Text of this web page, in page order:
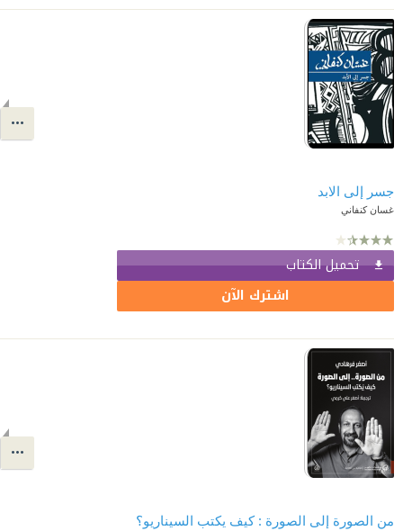
جسر إلى الابد
غسان كنفاني
تحميل الكتاب
اشترك الآن
من الصورة إلى الصورة : كيف يكتب السيناريو؟